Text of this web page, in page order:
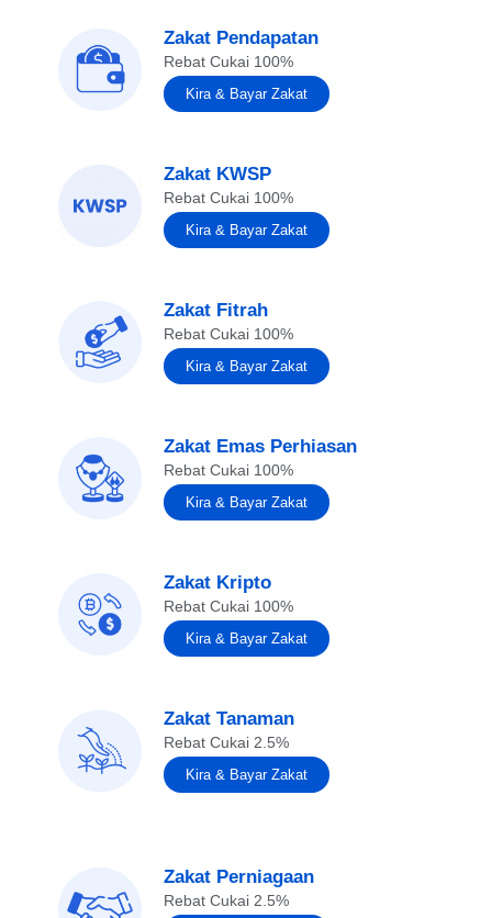
Zakat Pendapatan
Rebat Cukai 100%
Kira & Bayar Zakat
Zakat KWSP
Rebat Cukai 100%
Kira & Bayar Zakat
Zakat Fitrah
Rebat Cukai 100%
Kira & Bayar Zakat
Zakat Emas Perhiasan
Rebat Cukai 100%
Kira & Bayar Zakat
Zakat Kripto
Rebat Cukai 100%
Kira & Bayar Zakat
Zakat Tanaman
Rebat Cukai 2.5%
Kira & Bayar Zakat
Zakat Perniagaan
Rebat Cukai 2.5%